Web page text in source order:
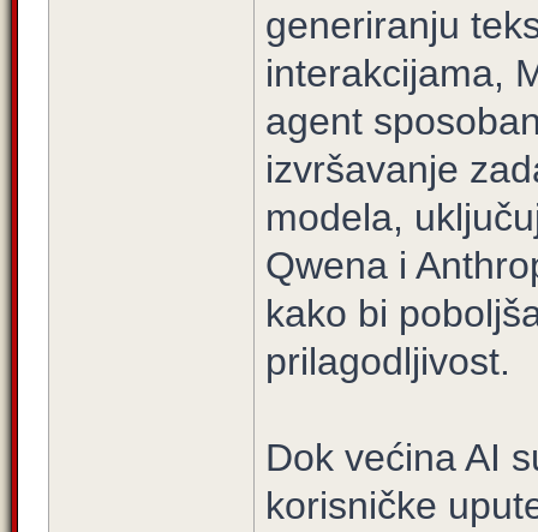
generiranju
interakcijama,
agent
izvršavanje
modela,
Qwena i
kako bi
prilagodljivost.
Dok većina AI
korisničke